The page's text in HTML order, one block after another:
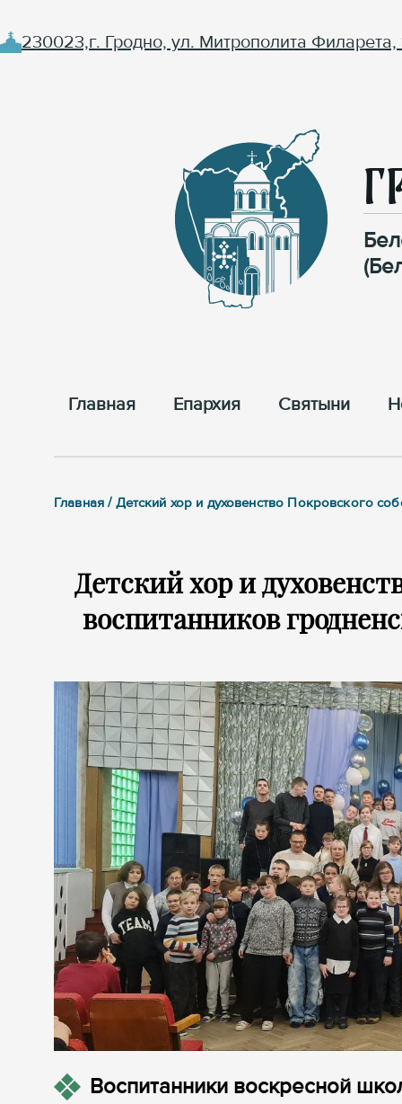
230023,г. Гродно, ул. Митрополита Филарета,
Главная Епархия Cвятыни
Главная / Детский хор и духовенство Покровского
Детский хор и
воспитанников
Воспитанники воскресной